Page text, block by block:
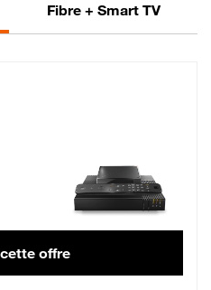
Fibre + Smart TV
Lite Fibre
offre